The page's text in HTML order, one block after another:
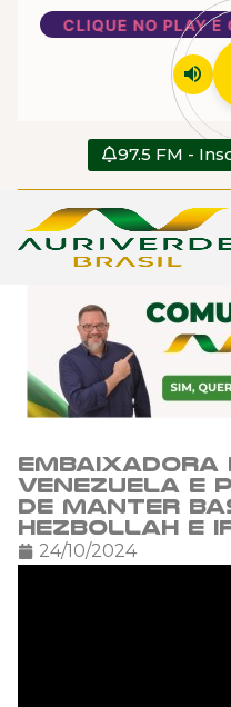
CLIQUE NO PLAY E
volume_up
97.5 FM -
Venezuela e
de manter
Hezbollah e
24/10/2024